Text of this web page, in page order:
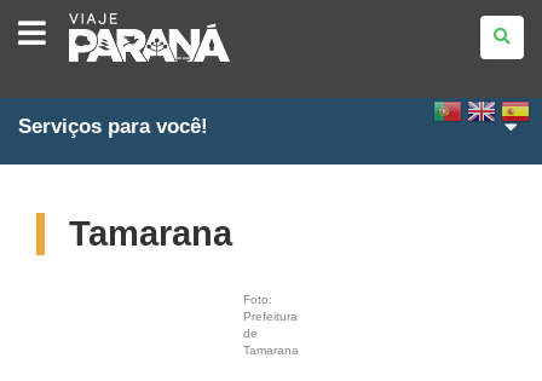
VIAJE
PARANÁ
Serviços para você!
Tamarana
Foto:
Prefeitura
de
Tamarana